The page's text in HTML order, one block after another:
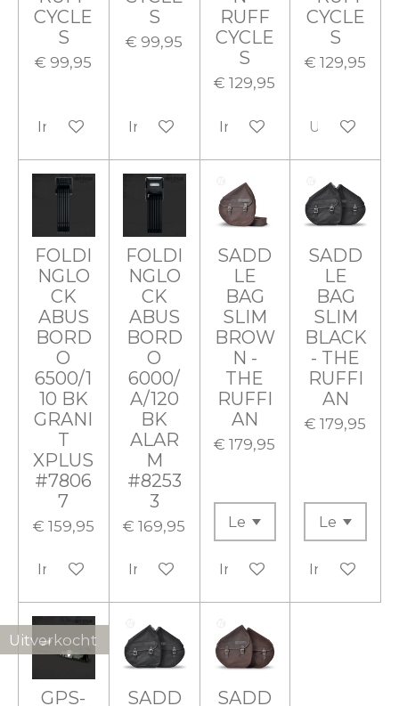
CYCLE
S
€ 99,95
In winkelwagen
S
€ 99,95
In winkelwagen
RUFF
CYCLE
S
€ 129,95
In winkelwagen
CYCLE
S
€ 129,95
Uitverkocht
FOLDI
NGLO
CK
ABUS
BORD
O
6500/1
10 BK
GRANI
T
XPLUS
#7806
7
€ 159,95
In winkelwagen
FOLDI
NGLO
CK
ABUS
BORD
O
6000/
A/120
BK
ALAR
M
#8253
3
€ 169,95
In winkelwagen
SADD
LE
BAG
SLIM
BROW
N -
THE
RUFFI
AN
€ 179,95
In winkelwagen
SADD
LE
BAG
SLIM
BLACK
- THE
RUFFI
AN
€ 179,95
In
Uitverkocht
GPS-
SADD
SADD